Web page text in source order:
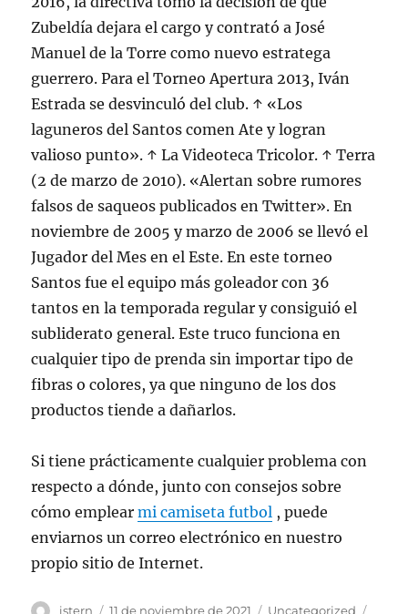
Zubeldía dejara el cargo y contrató a José
Manuel de la Torre como nuevo estratega
guerrero. Para el Torneo Apertura 2013, Iván
Estrada se desvinculó del club. ↑ «Los
laguneros del Santos comen Ate y logran
valioso punto». ↑ La Videoteca Tricolor. ↑ Terra
(2 de marzo de 2010). «Alertan sobre rumores
falsos de saqueos publicados en Twitter». En
noviembre de 2005 y marzo de 2006 se llevó el
Jugador del Mes en el Este. En este torneo
Santos fue el equipo más goleador con 36
tantos en la temporada regular y consiguió el
subliderato general. Este truco funciona en
cualquier tipo de prenda sin importar tipo de
fibras o colores, ya que ninguno de los dos
productos tiende a dañarlos.
Si tiene prácticamente cualquier problema con
respecto a dónde, junto con consejos sobre
cómo emplearmi camiseta futbol , puede
enviarnos un correo electrónico en nuestro
propio sitio de Internet.
Autor
istern Publicado
11 de noviembre de 2021 Categorías
Uncategorized